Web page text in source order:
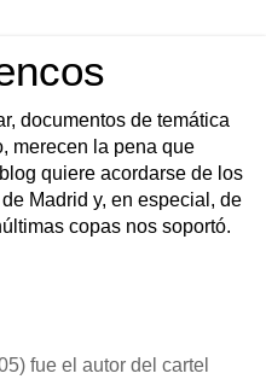
documentos de temática
merecen la pena que
quiere acordarse de los
Madrid y, en especial, de
copas nos soportó.
fue el autor del cartel